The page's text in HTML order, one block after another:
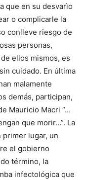
que en su desvarìo
o complicarle la
conlleve riesgo de
personas,
ellos mismos, es
cuidado. En última
malamente
demás, participan,
Mauricio Macri “…
que morir…”. La
primer lugar, un
el gobierno
término, la
infectológica que